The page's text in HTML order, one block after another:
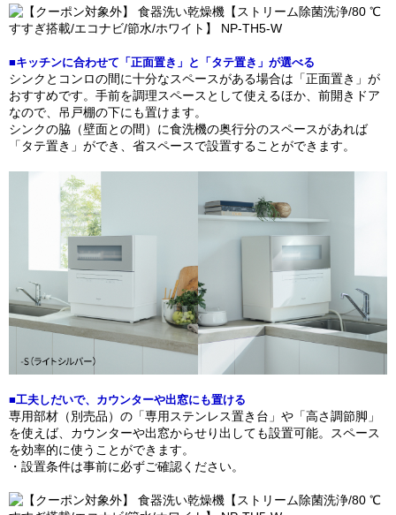
■キッチンに合わせて「正面置き」と「タテ置き」が選べる
シンクとコンロの間に十分なスペースがある場合は「正面置き」が
おすすめです。手前を調理スペースとして使えるほか、前開きドア
なので、吊戸棚の下にも置けます。
シンクの脇（壁面との間）に食洗機の奥行分のスペースがあれば
「タテ置き」ができ、省スペースで設置することができます。
■工夫しだいで、カウンターや出窓にも置ける
専用部材（別売品）の「専用ステンレス置き台」や「高さ調節脚」
を使えば、カウンターや出窓からせり出しても設置可能。スペース
を効率的に使うことができます。
・設置条件は事前に必ずご確認ください。